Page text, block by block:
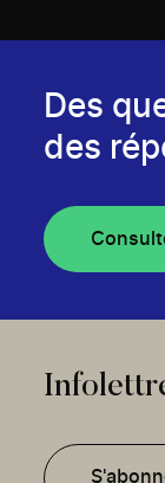
Des
des